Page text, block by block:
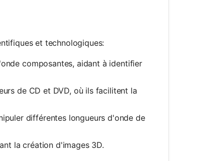
et technologiques:
composantes, aidant à identifier
de CD et DVD, où ils facilitent la
différentes longueurs d'onde de
la création d'images 3D.